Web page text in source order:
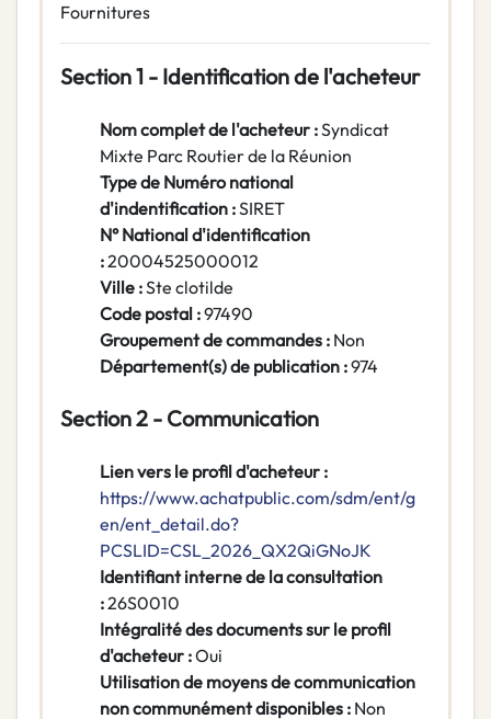
Fournitures
Section 1 - Identification de l'acheteur
Nom complet de l'acheteur :Syndicat
Mixte Parc Routier de la Réunion
Type de Numéro national
d'indentification :SIRET
N° National d'identification
:20004525000012
Ville :Ste clotilde
Code postal :97490
Groupement de commandes : Non
Département(s) de publication :974
Section 2 - Communication
Lien vers le profil d'acheteur :
https://www.achatpublic.com/sdm/ent/g
en/ent_detail.do?
PCSLID=CSL_2026_QX2QiGNoJK
Identifiant interne de la consultation
:26S0010
Intégralité des documents sur le profil
d'acheteur :Oui
Utilisation de moyens de communication
non communément disponibles : Non